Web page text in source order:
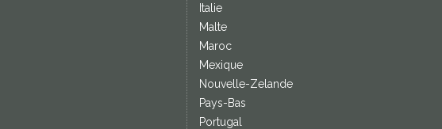
Italie
Malte
Maroc
Mexique
Nouvelle-Zelande
Pays-Bas
Portugal